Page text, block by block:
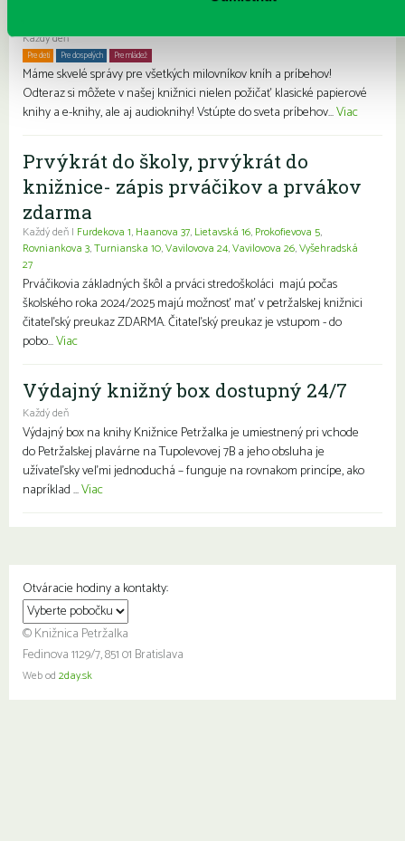
Každý deň
Pre deti Pre dospelých Pre mládež
Máme skvelé správy pre všetkých milovníkov kníh a príbehov!
Odteraz si môžete v našej knižnici nielen požičať klasické papierové
knihy a e-knihy, ale aj audioknihy! Vstúpte do sveta príbehov...Viac
Prvýkrát do školy, prvýkrát do
knižnice- zápis prváčikov a prvákov
zdarma
Každý deň | Furdekova 1, Haanova 37, Lietavská 16, Prokofievova 5,
Rovniankova 3,Turnianska 10,Vavilovova 24,Vavilovova 26,Vyšehradská
27
Prváčikovia základných škôl a prváci stredoškoláci majú počas
školského roka 2024/2025 majú možnosť mať v petržalskej knižnici
čitateľský preukaz ZDARMA. Čitateľský preukaz je vstupom - do
pobo...Viac
Výdajný knižný box dostupný 24/7
Každý deň
Výdajný box na knihy Knižnice Petržalka je umiestnený pri vchode
do Petržalskej plavárne na Tupolevovej 7B a jeho obsluha je
užívateľsky veľmi jednoduchá – funguje na rovnakom princípe, ako
napríklad ...Viac
Otváracie hodiny a kontakty:
© Knižnica Petržalka
Fedinova 1129/7, 851 01 Bratislava
Web od 2day.sk